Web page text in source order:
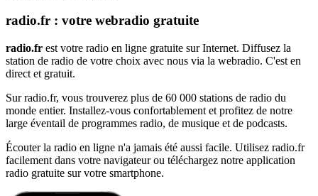
radio.fr : votre webradio gratuite
radio.fr est votre radio en ligne gratuite sur Internet. Diffusez la
station de radio de votre choix avec nous via la webradio. C'est en
direct et gratuit.
Sur radio.fr, vous trouverez plus de 60 000 stations de radio du
monde entier. Installez-vous confortablement et profitez de notre
large éventail de programmes radio, de musique et de podcasts.
Écouter la radio en ligne n'a jamais été aussi facile. Utilisez radio.fr
facilement dans votre navigateur ou téléchargez notre application
radio gratuite sur votre smartphone.